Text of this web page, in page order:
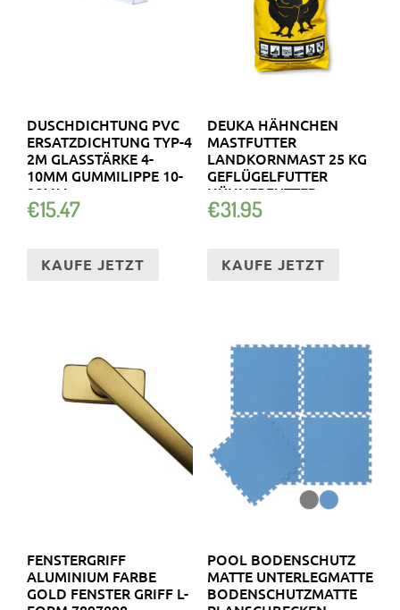
DUSCHDICHTUNG PVC
ERSATZDICHTUNG TYP-4
2M GLASSTÄRKE 4-
10MM GUMMILIPPE 10-
28MM
€15.47
KAUFE JETZT
DEUKA HÄHNCHEN
MASTFUTTER
LANDKORNMAST 25 KG
GEFLÜGELFUTTER
HÜHNERFUTTER
€31.95
KAUFE JETZT
FENSTERGRIFF
ALUMINIUM FARBE
GOLD FENSTER GRIFF L-
POOL BODENSCHUTZ
MATTE UNTERLEGMATTE
BODENSCHUTZMATTE